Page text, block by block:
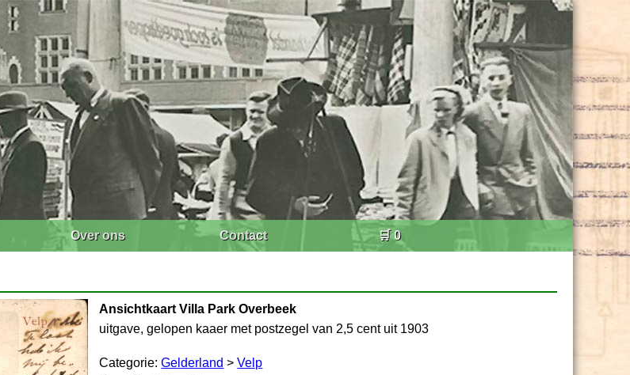
Over ons Contact 🛒 0
Ansichtkaart Villa Park Overbeek
uitgave, gelopen kaaer met postzegel van 2,5 cent uit 1903
Categorie:Gelderland >Velp